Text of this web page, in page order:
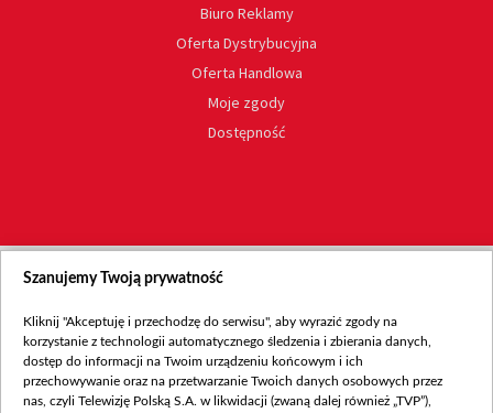
Biuro Reklamy
Oferta Dystrybucyjna
Oferta Handlowa
Moje zgody
Dostępność
Szanujemy Twoją prywatność
Kliknij "Akceptuję i przechodzę do serwisu", aby wyrazić zgody na
korzystanie z technologii automatycznego śledzenia i zbierania danych,
dostęp do informacji na Twoim urządzeniu końcowym i ich
przechowywanie oraz na przetwarzanie Twoich danych osobowych przez
nas, czyli Telewizję Polską S.A. w likwidacji (zwaną dalej również „TVP”),